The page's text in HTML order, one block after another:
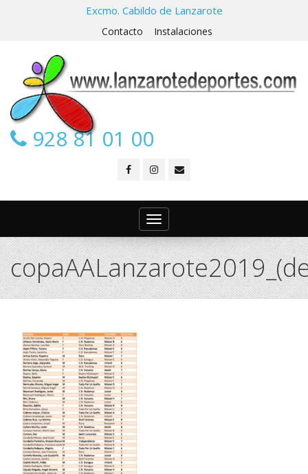
Excmo. Cabildo de Lanzarote
Contacto Instalaciones
928 81 01 00
Toggle
navigation